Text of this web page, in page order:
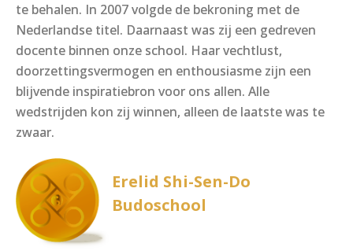
te behalen. In 2007 volgde de bekroning met de
Nederlandse titel. Daarnaast was zij een gedreven
docente binnen onze school. Haar vechtlust,
doorzettingsvermogen en enthousiasme zijn een
blijvende inspiratiebron voor ons allen. Alle
wedstrijden kon zij winnen, alleen de laatste was te
zwaar.
Erelid Shi-Sen-Do
Budoschool